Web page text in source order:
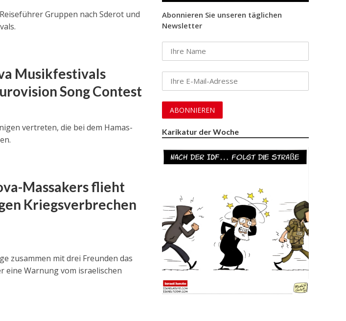
Gruppen nach Sderot und
Musikfestivals
Song Contest
vertreten, die bei dem Hamas-
Massakers flieht
Kriegsverbrechen
zusammen mit drei Freunden das
eine Warnung vom israelischen
Abonnieren Sie unseren täglichen
Newsletter
Karikatur der Woche